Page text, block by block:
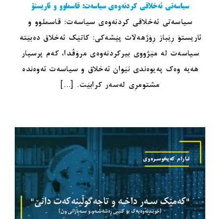
سیاسەتی ئەخلاقی کردنەوەی سیاسەت: قاسملوو و ئاریستۆ
سیاسەتی ئەخلاقی کردنەوەی سیاسەت: قاسملوو و
ئاریستۆ ڕێباز ڕۆژهەڵات پێشەکی: کاتێک ئەخلاق دەبێتە
سیاسەت لە مێژووی بیرکردنەوەی مرۆڤدا، کەم پرسیار
هەیە وەک پەیوەندی نێوان ئەخلاق و سیاسەت ئەوەندە
مشتومڕی لەسەر کرابێت. [...]